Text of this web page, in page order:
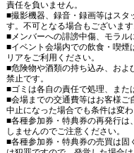
責任を負いません。
■撮影機器、録音・録画等はスタ
す。不可となる場合もございます
■メンバーへの誹謗中傷、モラル
■イベント会場内での飲食・喫煙
リアをご利用ください。
■危険物や酒類の持ち込み、およ
禁止です。
■ゴミは各自の責任で処理、また
■会場までの交通費等はお客様ご
中止になった場合でも条件は変わ
■各種参加券・特典券の再発行は
しませんのでご注意ください。
■各種参加券・特典券の売買は固